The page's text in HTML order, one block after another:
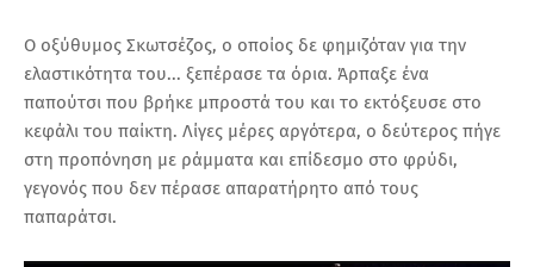
Ο οξύθυμος Σκωτσέζος, ο οποίος δε φημιζόταν για την
ελαστικότητα του... ξεπέρασε τα όρια. Άρπαξε ένα
παπούτσι που βρήκε μπροστά του και το εκτόξευσε στο
κεφάλι του παίκτη. Λίγες μέρες αργότερα, ο δεύτερος πήγε
στη προπόνηση με ράμματα και επίδεσμο στο φρύδι,
γεγονός που δεν πέρασε απαρατήρητο από τους
παπαράτσι.